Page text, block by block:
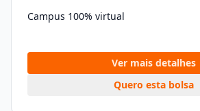
Campus 100% virtual
Ver mais detalhes
Quero esta bolsa